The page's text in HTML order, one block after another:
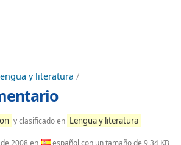
y literatura /
y clasificado en Lengua y literatura
2008en español con un tamaño de 9,34 KB